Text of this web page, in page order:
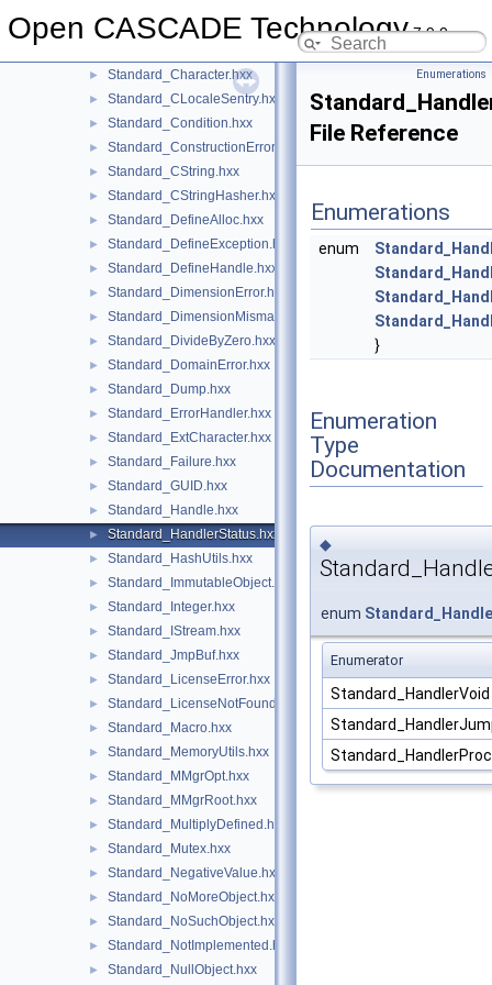
Open CASCADE Technology7.9.0
Standard_Boolean.hxx
► Standard_Character.hxx
► Standard_CLocaleSentry.hxx
► Standard_Condition.hxx
► Standard_ConstructionError.hxx
► Standard_CString.hxx
► Standard_CStringHasher.hxx
► Standard_DefineAlloc.hxx
► Standard_DefineException.hxx
► Standard_DefineHandle.hxx
► Standard_DimensionError.hxx
► Standard_DimensionMismatch.hxx
► Standard_DivideByZero.hxx
► Standard_DomainError.hxx
► Standard_Dump.hxx
► Standard_ErrorHandler.hxx
► Standard_ExtCharacter.hxx
► Standard_Failure.hxx
► Standard_GUID.hxx
► Standard_Handle.hxx
► Standard_HandlerStatus.hxx
► Standard_HashUtils.hxx
► Standard_ImmutableObject.hxx
► Standard_Integer.hxx
► Standard_IStream.hxx
► Standard_JmpBuf.hxx
► Standard_LicenseError.hxx
► Standard_LicenseNotFound.hxx
► Standard_Macro.hxx
► Standard_MemoryUtils.hxx
► Standard_MMgrOpt.hxx
► Standard_MMgrRoot.hxx
► Standard_MultiplyDefined.hxx
► Standard_Mutex.hxx
► Standard_NegativeValue.hxx
► Standard_NoMoreObject.hxx
► Standard_NoSuchObject.hxx
► Standard_NotImplemented.hxx
► Standard_NullObject.hxx
Enumerations
File Reference
Enumerations
enum
}
Enumeration
Type
Documentation
◆
enum
Enumerator
Standard_HandlerVoid